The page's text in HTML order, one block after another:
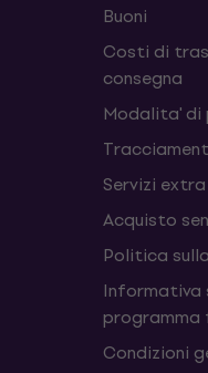
Buoni
Costi di
consegna
Modalita' di
Servizi extra
Acquisto
Politica
Informativa
programma
Condizioni